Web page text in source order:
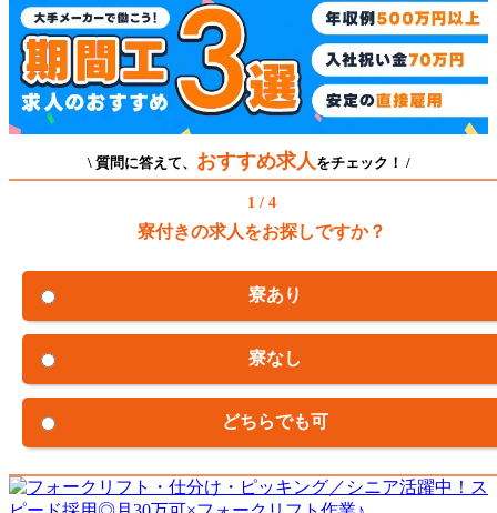
\ 質問に答えて、 おすすめ求人 をチェック！ /
1 / 4
寮付きの求人をお探しですか？
寮あり
寮なし
どちらでも可